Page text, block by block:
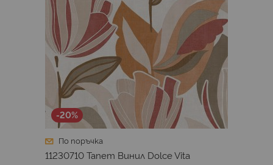
-20%
По поръчка
11230710 Тапет Винил Dolce Vita